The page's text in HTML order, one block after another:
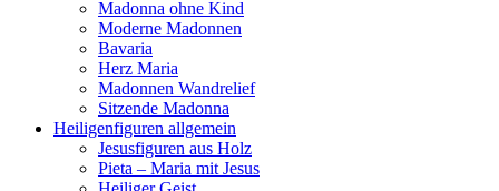
Madonna ohne Kind
Moderne Madonnen
Bavaria
Herz Maria
Madonnen Wandrelief
Sitzende Madonna
Heiligenfiguren allgemein
Jesusfiguren aus Holz
Pieta – Maria mit Jesus